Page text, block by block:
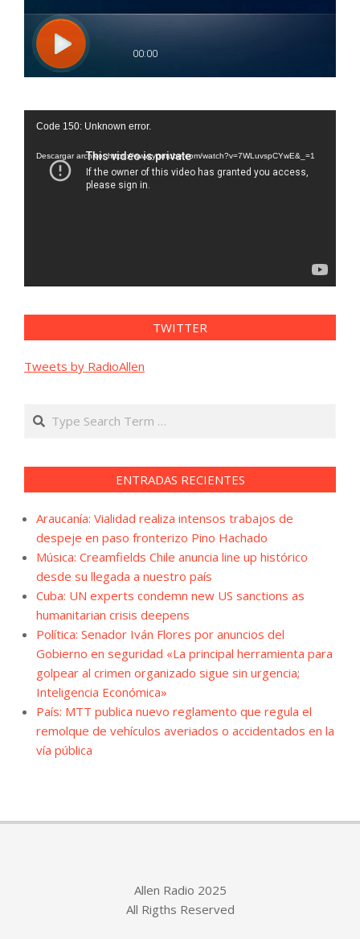
Reproductor
vídeo
Code 150: Unknown error.
Descargar archivo: https://www.youtube.com/watch?v=7WLuvspCYwE&_=1
TWITTER
Tweets by RadioAllen
Search
ENTRADAS RECIENTES
Araucanía: Vialidad realiza intensos trabajos de
despeje en paso fronterizo Pino Hachado
Música: Creamfields Chile anuncia line up histórico
desde su llegada a nuestro país
Cuba: UN experts condemn new US sanctions as
humanitarian crisis deepens
Política: Senador Iván Flores por anuncios del
Gobierno en seguridad «La principal herramienta para
golpear al crimen organizado sigue sin urgencia;
Inteligencia Económica»
País: MTT publica nuevo reglamento que regula el
remolque de vehículos averiados o accidentados en la
vía pública
Allen Radio 2025
All Rigths Reserved